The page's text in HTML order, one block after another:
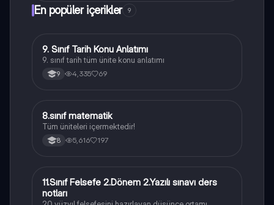
En popüler içerikler 9
Tarih
9. Sınıf Tarih Konu Anlatımı
9. sınıf tarih tüm ünite konu anlatımı
9 4,335 69
Matematik
8.sınıf matematik
Tüm üniteleri içermektedir!
8 5,616 197
Felsefe
11.Sınıf Felsefe 2.Dönem 2.Yazılı sınavı ders
notları